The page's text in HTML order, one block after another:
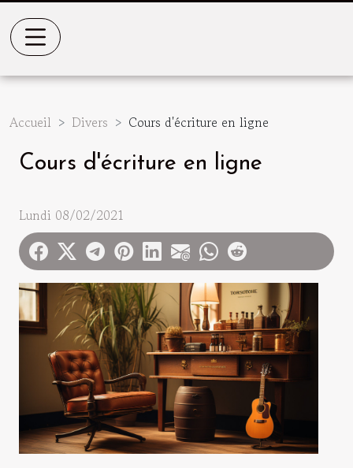
Accueil Divers Cours d'écriture en ligne
Cours d'écriture en ligne
Lundi 08/02/2021